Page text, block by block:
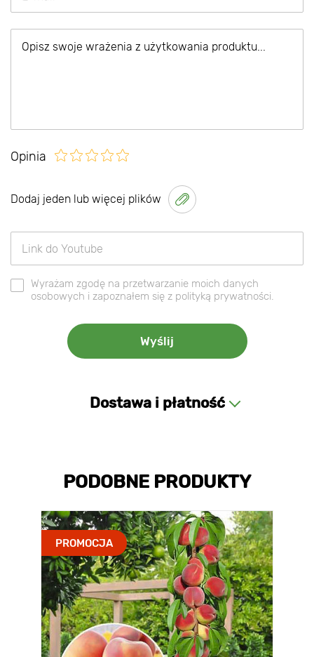
Opinia
Dodaj jeden lub więcej plików
Wyrażam zgodę na przetwarzanie moich danych
osobowych i zapoznałem się z polityką prywatności.
Dostawa i płatność
PODOBNE PRODUKTY
PROMOCJA